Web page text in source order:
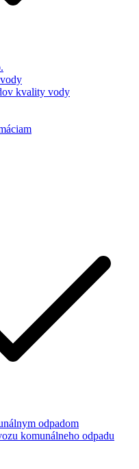
kvality vody
odpadom
komunálneho odpadu